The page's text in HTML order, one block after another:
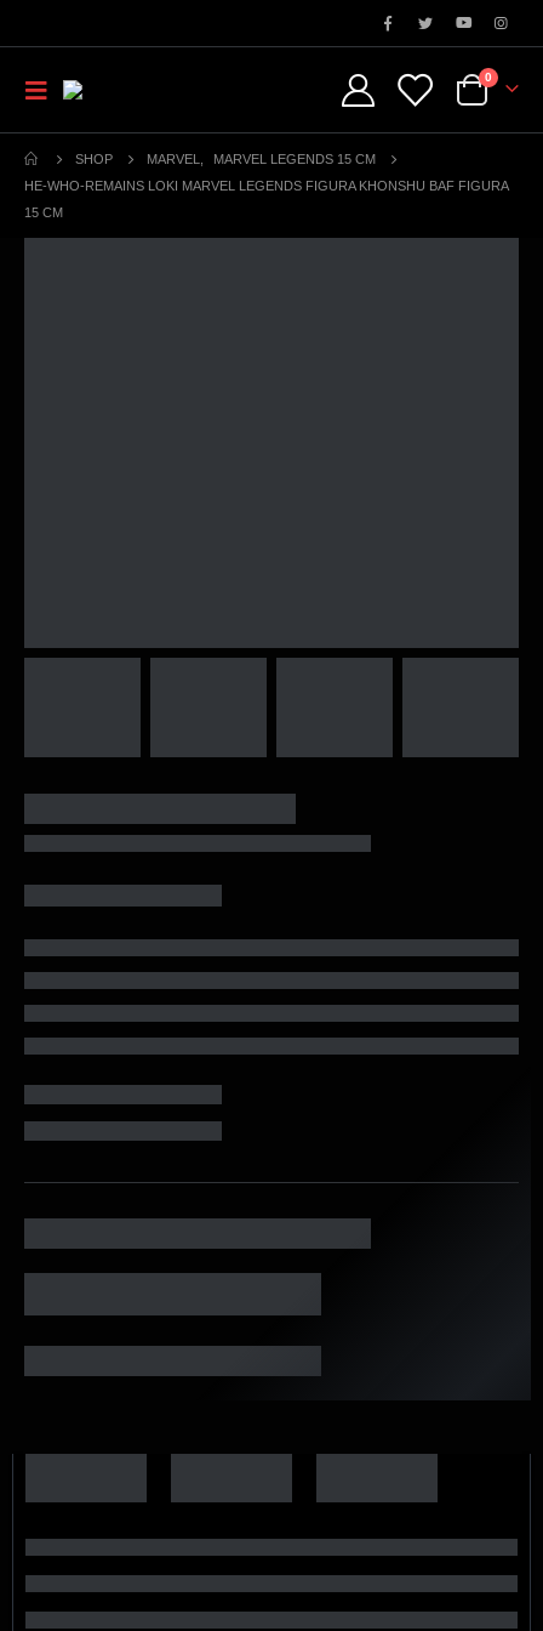
0
SHOP MARVEL
MARVEL LEGENDS 15 CM
HE-WHO-REMAINS LOKI MARVEL LEGENDS FIGURA KHONSHU BAF FIGURA
15 CM